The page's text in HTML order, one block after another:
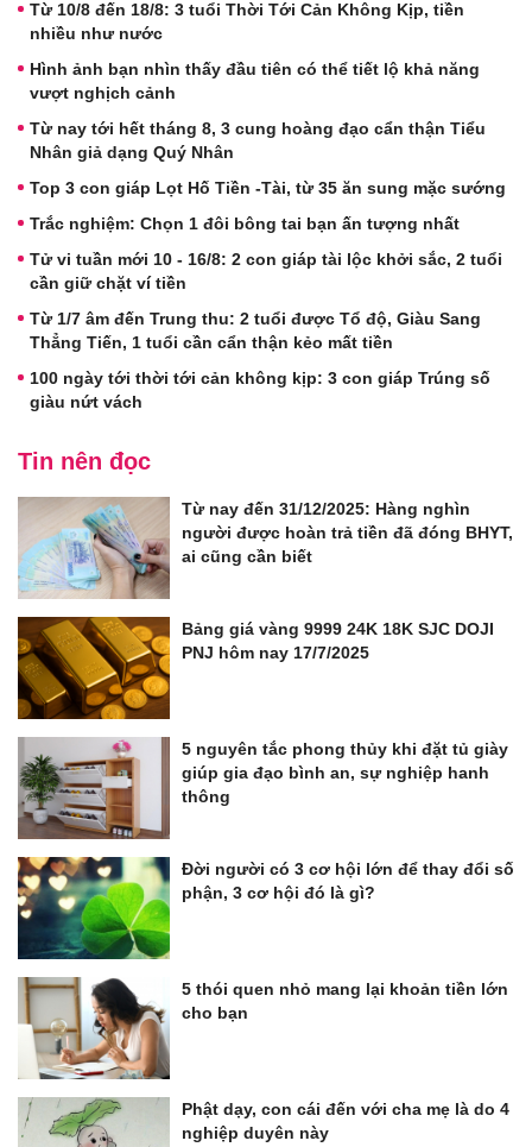
Từ 10/8 đến 18/8: 3 tuổi Thời Tới Cản Không Kịp, tiền
nhiều như nước
Hình ảnh bạn nhìn thấy đầu tiên có thể tiết lộ khả năng
vượt nghịch cảnh
Từ nay tới hết tháng 8, 3 cung hoàng đạo cẩn thận Tiểu
Nhân giả dạng Quý Nhân
Top 3 con giáp Lọt Hố Tiền -Tài, từ 35 ăn sung mặc sướng
Trắc nghiệm: Chọn 1 đôi bông tai bạn ấn tượng nhất
Tử vi tuần mới 10 - 16/8: 2 con giáp tài lộc khởi sắc, 2 tuổi
cần giữ chặt ví tiền
Từ 1/7 âm đến Trung thu: 2 tuổi được Tổ độ, Giàu Sang
Thẳng Tiến, 1 tuổi cần cẩn thận kẻo mất tiền
100 ngày tới thời tới cản không kịp: 3 con giáp Trúng số
giàu nứt vách
Tin nên đọc
Từ nay đến 31/12/2025: Hàng nghìn
người được hoàn trả tiền đã đóng BHYT,
ai cũng cần biết
Bảng giá vàng 9999 24K 18K SJC DOJI
PNJ hôm nay 17/7/2025
5 nguyên tắc phong thủy khi đặt tủ giày
giúp gia đạo bình an, sự nghiệp hanh
thông
Đời người có 3 cơ hội lớn để thay đổi số
phận, 3 cơ hội đó là gì?
5 thói quen nhỏ mang lại khoản tiền lớn
cho bạn
Phật dạy, con cái đến với cha mẹ là do 4
nghiệp duyên này